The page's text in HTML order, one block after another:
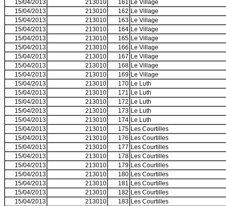
15/04/2013
213010 161 Le Village
15/04/2013
213010 162 Le Village
15/04/2013
213010 163 Le Village
15/04/2013
213010 164 Le Village
15/04/2013
213010 165 Le Village
15/04/2013
213010 166 Le Village
15/04/2013
213010 167 Le Village
15/04/2013
213010 168 Le Village
15/04/2013
213010 169 Le Village
15/04/2013
213010 170 Le Luth
15/04/2013
213010 171 Le Luth
15/04/2013
213010 172 Le Luth
15/04/2013
213010 173 Le Luth
15/04/2013
213010 174 Le Luth
15/04/2013
213010 175 Les Courtilles
15/04/2013
213010 176 Les Courtilles
15/04/2013
213010 177 Les Courtilles
15/04/2013
213010 178 Les Courtilles
15/04/2013
213010 179 Les Courtilles
15/04/2013
213010 180 Les Courtilles
15/04/2013
213010 181 Les Courtilles
15/04/2013
213010 182 Les Courtilles
15/04/2013
213010 183 Les Courtilles